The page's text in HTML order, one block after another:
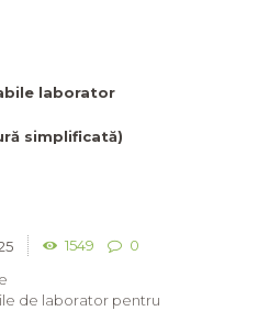
laborator
simplificată)
1549
0
de laborator pentru